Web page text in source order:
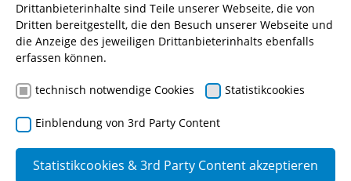
Suchen
Informationstechnologie
Datenbanken
Datenschutz
Drittanbieterinhalte sind Teile unserer Webseite, die von
Dritten bereitgestellt, die den Besuch unserer Webseite und
die Anzeige des jeweiligen Drittanbieterinhalts ebenfalls
erfassen können.
technisch notwendige Cookies Statistikcookies
Einblendung von 3rd Party Content
Statistikcookies & 3rd Party Content akzeptieren